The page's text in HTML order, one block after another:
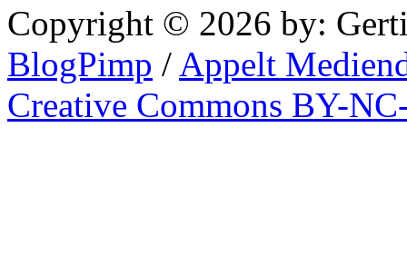
Copyright © 2026 by:
BlogPimp / Appelt
Creative Commons BY-